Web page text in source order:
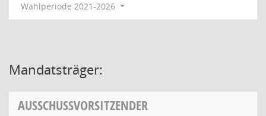
Wahlperiode 2021-2026
Mandatsträger:
AUSSCHUSSVORSITZENDER